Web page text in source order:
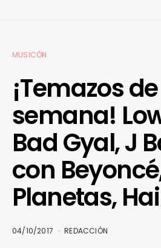
MUSICÓN
¡Temazos
semana!
Bad Gyal, J
con
Planetas,
04/10/2017 REDACCIÓN